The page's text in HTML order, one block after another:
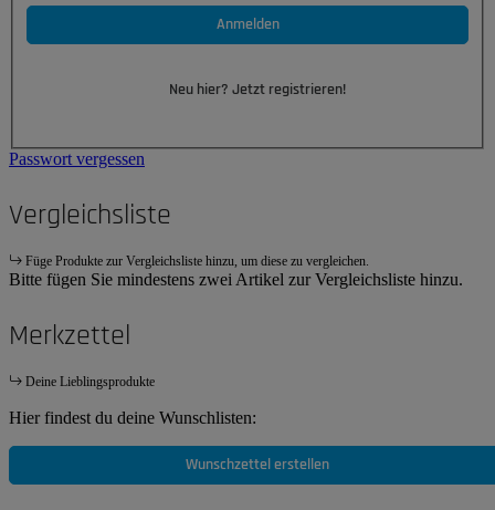
Anmelden
Neu hier? Jetzt registrieren!
Passwort vergessen
Vergleichsliste
Füge Produkte zur Vergleichsliste hinzu, um diese zu vergleichen.
Bitte fügen Sie mindestens zwei Artikel zur Vergleichsliste hinzu.
Merkzettel
Deine Lieblingsprodukte
Hier findest du deine Wunschlisten:
Wunschzettel erstellen